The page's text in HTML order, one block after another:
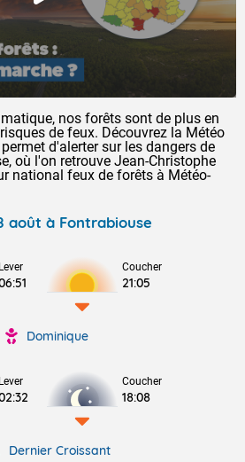
nos forêts sont de plus en
de feux. Découvrez la Météo
d'alerter sur les dangers de
où l'on retrouve Jean-Christophe
national feux de forêts à Météo-
août à Fontrabiouse
Lever Coucher
21:05
Dominique
Lever Coucher
18:08
Dernier Croissant